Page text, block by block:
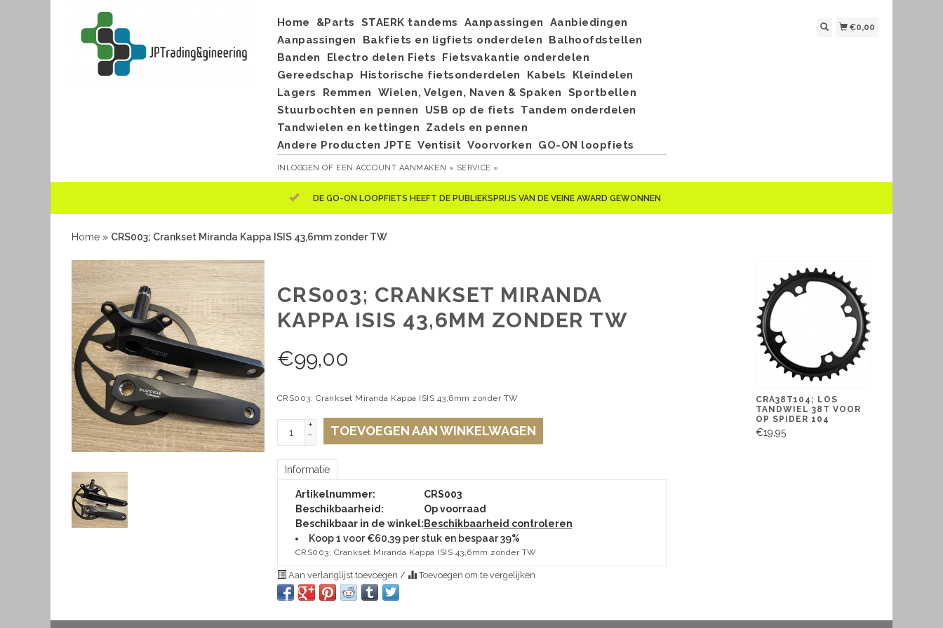
Home &Parts STAERK tandems Aanpassingen
Aanbiedingen
Aanpassingen
Bakfiets en ligfiets onderdelen
Balhoofdstellen
Banden
Electro delen Fiets
Fietsvakantie onderdelen
Gereedschap
Historische fietsonderdelen Kabels
Kleindelen
Lagers
Remmen Wielen, Velgen, Naven & Spaken
Sportbellen
Stuurbochten en pennen
USB op de fiets
Tandem onderdelen
Tandwielen en kettingen
Zadels en pennen
Andere Producten JPTE Ventisit Voorvorken GO-ON loopfiets
INLOGGEN OF EEN ACCOUNT AANMAKEN » SERVICE »
€0,00
DE GO-ON LOOPFIETS HEEFT DE PUBLIEKSPRIJS VAN DE VEINE AWARD GEWONNEN
Home » CRS003; Crankset Miranda Kappa ISIS 43,6mm zonder TW
CRS003; CRANKSET MIRANDA
KAPPA ISIS 43,6MM ZONDER TW
€99,00
CRS003; Crankset Miranda Kappa ISIS 43,6mm zonder TW
+
-
TOEVOEGEN AAN WINKELWAGEN
Informatie
Artikelnummer:
CRS003
Beschikbaarheid:
Op voorraad
Beschikbaar in de winkel: Beschikbaarheid controleren
Koop 1 voor €60,39 per stuk en bespaar 39%
CRS003; Crankset Miranda Kappa ISIS 43,6mm zonder TW
Aan verlanglijst toevoegen / Toevoegen om te vergelijken
CRA38T104; LOS
TANDWIEL 38T VOOR
OP SPIDER 104
€19,95